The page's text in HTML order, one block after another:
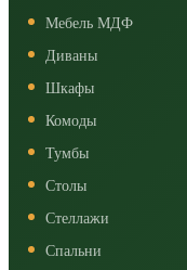
Мебель МДФ
Диваны
Шкафы
Комоды
Тумбы
Столы
Стеллажи
Спальни